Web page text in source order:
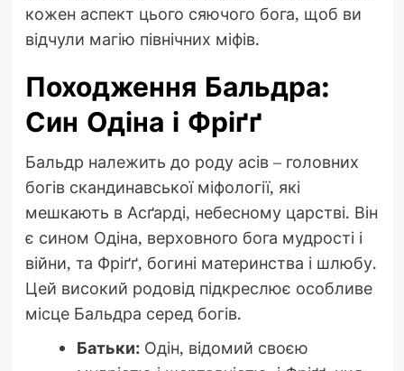
кожен аспект цього сяючого бога, щоб ви
відчули магію північних міфів.
Походження Бальдра:
Син Одіна і Фріґґ
Бальдр належить до роду асів – головних
богів скандинавської міфології, які
мешкають в Асґарді, небесному царстві. Він
є сином Одіна, верховного бога мудрості і
війни, та Фріґґ, богині материнства і шлюбу.
Цей високий родовід підкреслює особливе
місце Бальдра серед богів.
Батьки:Одін, відомий своєю